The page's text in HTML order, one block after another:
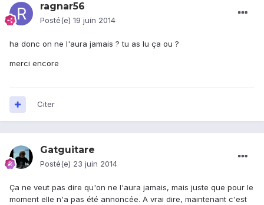
ragnar56
Posté(e) 19 juin 2014
ha donc on ne l'aura jamais ? tu as lu ça ou ?
merci encore
Citer
Gatguitare
Posté(e) 23 juin 2014
Ça ne veut pas dire qu'on ne l'aura jamais, mais juste que pour le
moment elle n'a pas été annoncée. A vrai dire, maintenant c'est